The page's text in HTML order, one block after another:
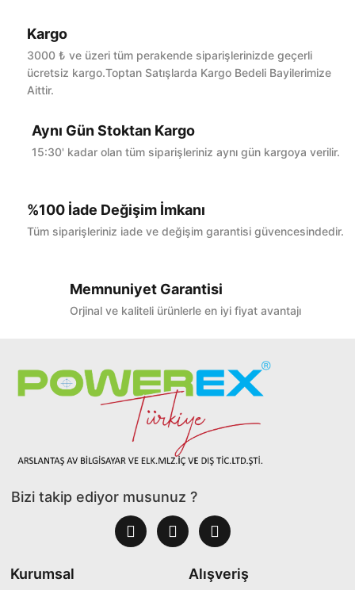
Bu ürüne ilk yorumu siz yapın!
Kargo
3000 ₺ ve üzeri tüm perakende siparişlerinizde geçerli
ücretsiz kargo.Toptan Satışlarda Kargo Bedeli Bayilerimize
Aittir.
Aynı Gün Stoktan Kargo
15:30' kadar olan tüm siparişleriniz aynı gün kargoya verilir.
%100 İade Değişim İmkanı
Tüm siparişleriniz iade ve değişim garantisi güvencesindedir.
Memnuniyet Garantisi
Orjinal ve kaliteli ürünlerle en iyi fiyat avantajı
Bizi takip ediyor musunuz ?
Kurumsal Alışveriş